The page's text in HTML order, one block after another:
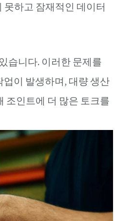
하고 잠재적인 데이터
습니다. 이러한 문제를
이 발생하며, 대량 생산
조인트에 더 많은 토크를